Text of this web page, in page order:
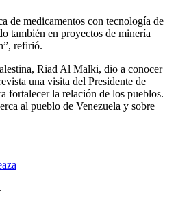
de medicamentos con tecnología de
también en proyectos de minería
refirió.
Riad Al Malki, dio a conocer
una visita del Presidente de
fortalecer la relación de los pueblos.
al pueblo de Venezuela y sobre